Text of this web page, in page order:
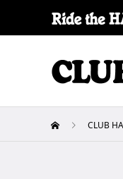
CLUB